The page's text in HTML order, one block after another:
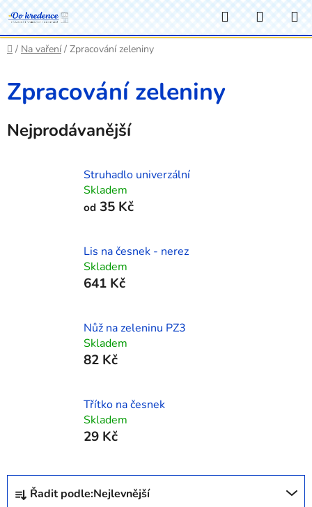
Přejít
na
obsah
Hledat
KOŠÍK
Domů
/ Na vaření / Zpracování zeleniny
Zpracování zeleniny
Nejprodávanější
Struhadlo univerzální
Skladem
od 35 Kč
Lis na česnek - nerez
Skladem
641 Kč
Nůž na zeleninu PZ3
Skladem
82 Kč
Třítko na česnek
Skladem
29 Kč
Ř
Řadit podle:Nejlevnější